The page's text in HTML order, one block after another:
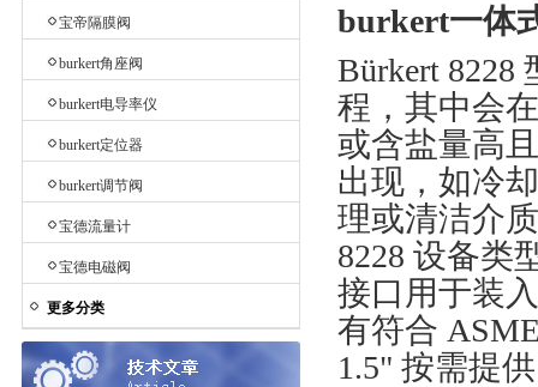
宝帝隔膜阀
burkert角座阀
burkert电导率仪
burkert定位器
burkert调节阀
宝德流量计
宝德电磁阀
更多分类
burkert一体
Bürkert 8228
程，其中会
或含盐量高
出现，如冷
理或清洁介
8228 设备类
接口用于装
有符合
1.5" 按需提